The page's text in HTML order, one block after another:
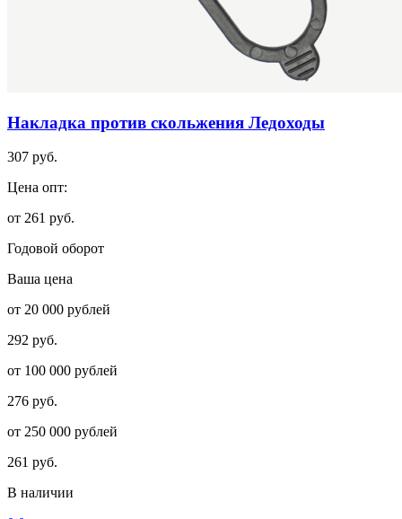
Накладка против скольжения Ледоходы
307 руб.
Цена опт:
от 261 руб.
Годовой оборот
Ваша цена
от 20 000 рублей
292 руб.
от 100 000 рублей
276 руб.
от 250 000 рублей
261 руб.
В наличии